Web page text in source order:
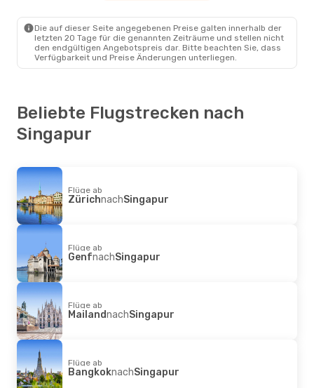
- Singapur
Die auf dieser Seite angegebenen Preise galten innerhalb der
letzten 20 Tage für die genannten Zeiträume und stellen nicht
den endgültigen Angebotspreis dar. Bitte beachten Sie, dass
Verfügbarkeit und Preise Änderungen unterliegen.
Beliebte Flugstrecken nach
Singapur
Flüge ab
ZürichnachSingapur
Flüge ab
GenfnachSingapur
Flüge ab
MailandnachSingapur
Flüge ab
BangkoknachSingapur